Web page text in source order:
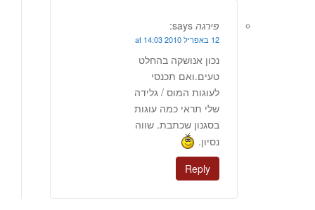
פירגה says:
12 באפריל 2010 at 14:03
נכון אנושקה בהחלט
טעים.ואם תכנסי
לעוגות המוס / גלידה
שלי תראי כמה עוגות
בסגנון שכתבת. שווה
נסיון.
Reply